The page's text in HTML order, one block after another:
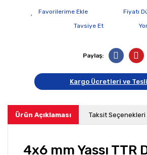
Fiyatı
Tavsiye Et
Paylaş:
Kargo Ücretleri ve
Ürün Açıklaması Taksit Seçenekleri
4x6 mm Yassı TTR